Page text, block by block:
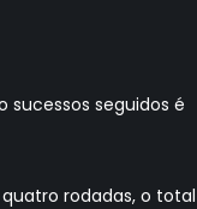
sucessos seguidos é
rodadas, o total